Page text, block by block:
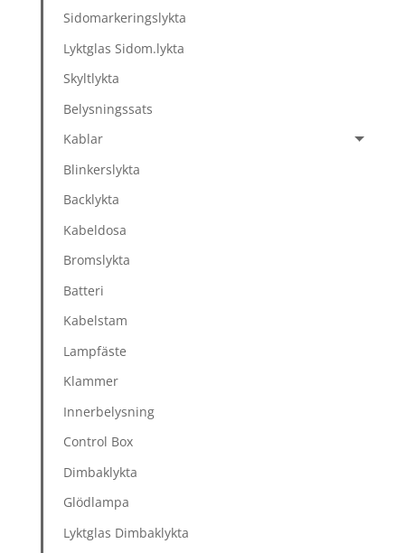
Sidomarkeringslykta
Lyktglas Sidom.lykta
Skyltlykta
Belysningssats
Kablar
Blinkerslykta
Backlykta
Kabeldosa
Bromslykta
Batteri
Kabelstam
Lampfäste
Klammer
Innerbelysning
Control Box
Dimbaklykta
Glödlampa
Lyktglas Dimbaklykta